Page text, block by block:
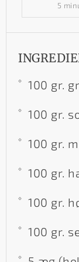
5
100 gr.
100 gr.
100 gr.
100 gr.
100 gr.
100 gr.